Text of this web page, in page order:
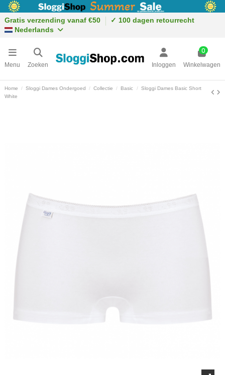
Gratis verzending vanaf €50
✓ 100 dagen retourrecht
Nederlands
Menu Zoeken Inloggen
0
Winkelwagen
Home Sloggi Dames Ondergoed Collectie Basic
Sloggi Dames Basic Short
White